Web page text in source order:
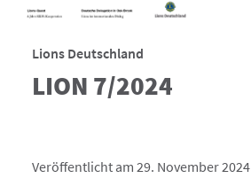
Lions Deutschland
LION 7/2024
Veröffentlicht am 29. November 2024